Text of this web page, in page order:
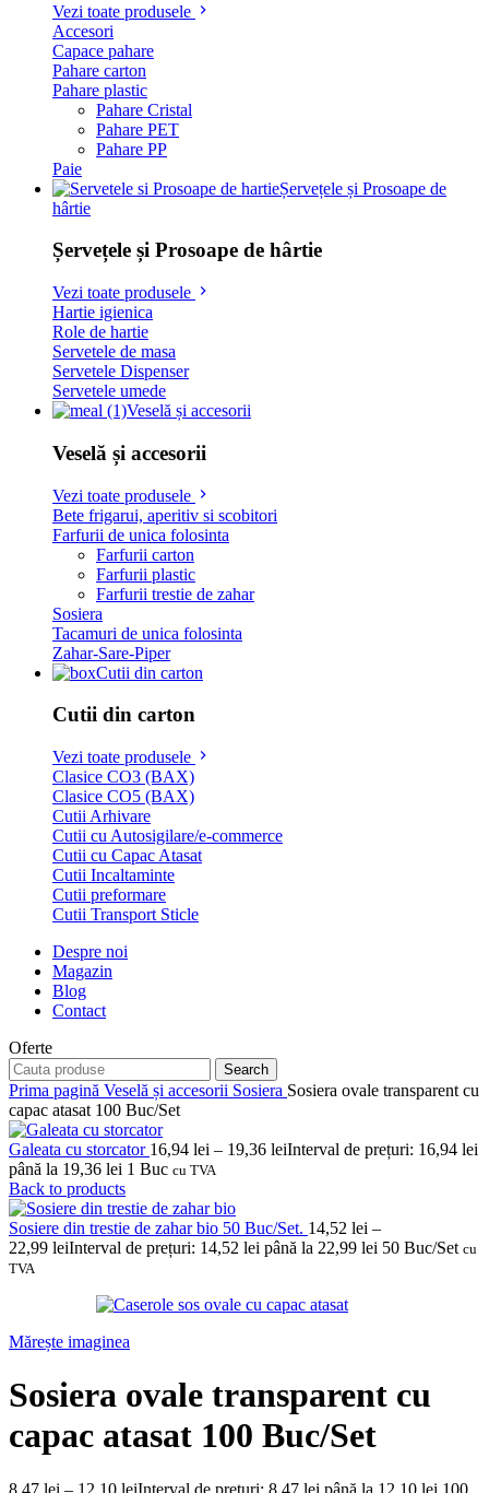
Vezi toate produsele
Accesori
Capace pahare
Pahare carton
Pahare plastic
Pahare Cristal
Pahare PET
Pahare PP
Paie
Șervețele și Prosoape de
hârtie
Șervețele și Prosoape de hârtie
Vezi toate produsele
Hartie igienica
Role de hartie
Servetele de masa
Servetele Dispenser
Servetele umede
Veselă și accesorii
Veselă și accesorii
Vezi toate produsele
Bete frigarui, aperitiv si scobitori
Farfurii de unica folosinta
Farfurii carton
Farfurii plastic
Farfurii trestie de zahar
Sosiera
Tacamuri de unica folosinta
Zahar-Sare-Piper
Cutii din carton
Cutii din carton
Vezi toate produsele
Clasice CO3 (BAX)
Clasice CO5 (BAX)
Cutii Arhivare
Cutii cu Autosigilare/e-commerce
Cutii cu Capac Atasat
Cutii Incaltaminte
Cutii preformare
Cutii Transport Sticle
Despre noi
Magazin
Blog
Contact
Oferte
Search
Prima pagină Veselă și accesorii Sosiera Sosiera ovale transparent cu
capac atasat 100 Buc/Set
Galeata cu storcator 16,94 lei – 19,36 leiInterval de prețuri: 16,94 lei
până la 19,36 lei 1 Buc cu TVA
Back to products
Sosiere din trestie de zahar bio 50 Buc/Set. 14,52 lei –
22,99 leiInterval de prețuri: 14,52 lei până la 22,99 lei 50 Buc/Set cu
TVA
Mărește imaginea
Sosiera ovale transparent cu
capac atasat 100 Buc/Set
8,47 lei – 12,10 leiInterval de prețuri: 8,47 lei până la 12,10 lei 100